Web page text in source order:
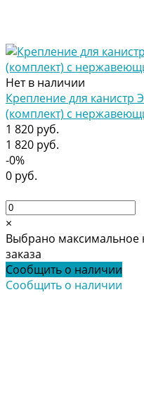
Нет в наличии
Крепление для канистр
(комплект) с
1 820 руб.
1 820 руб.
-0%
0 руб.
×
Выбрано максимальное
заказа
Сообщить о наличии
Сообщить о наличии